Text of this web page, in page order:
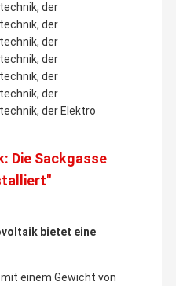
Videos VR-Show
der
der
der
der
der
der
der Elektro
Die Sackgasse
bietet eine
mit einem Gewicht von
Building Technology Co.,
Park gegründet.Jiangsu
Fertigungstechnologie Co..,
die weltweit erste
in einem" für die Basis